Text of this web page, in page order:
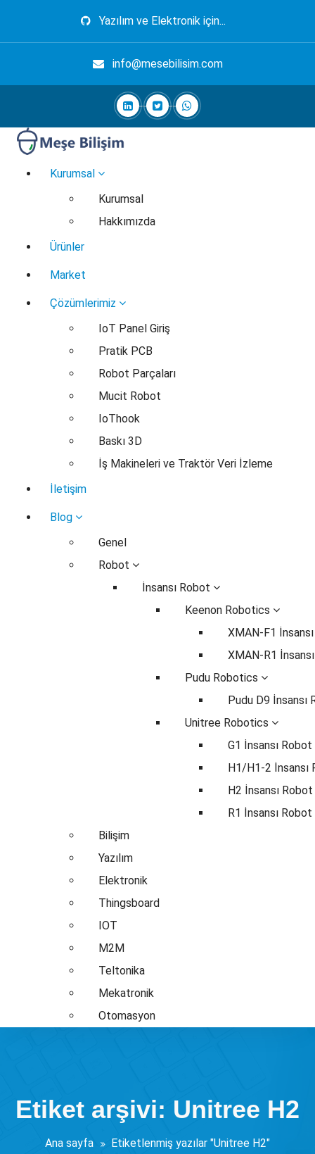
Yazılım ve Elektronik için...
info@mesebilisim.com
Elektronik, Yazılım, Otomasyon, Robotik
Kurumsal
Kurumsal
Hakkımızda
Ürünler
Market
Çözümlerimiz
IoT Panel Giriş
Pratik PCB
Robot Parçaları
Mucit Robot
IoThook
Baskı 3D
İş Makineleri ve Traktör Veri İzleme
İletişim
Blog
Genel
Robot
İnsansı Robot
Keenon Robotics
XMAN-F1
XMAN-R1
Pudu Robotics
Pudu D9 İnsansı
Unitree Robotics
G1 İnsansı Robot
H1/H1-2 İnsansı
H2 İnsansı Robot
R1 İnsansı Robot
Bilişim
Yazılım
Elektronik
Thingsboard
IOT
M2M
Teltonika
Mekatronik
Otomasyon
Etiket arşivi: Unitree H2
Ana sayfa Etiketlenmiş yazılar "Unitree H2"